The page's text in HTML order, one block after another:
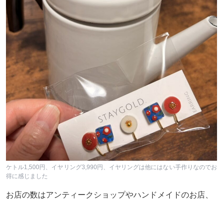
ケトル1,500円、イヤリング3,990円、イヤリングは他にはない手作りなのでお
得に感じました
お店の数はアンティークショップやハンドメイドのお店、